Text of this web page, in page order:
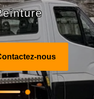
nous